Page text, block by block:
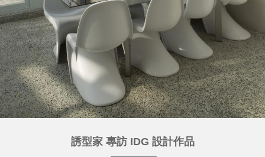
誘型家 專訪 IDG 設計作品